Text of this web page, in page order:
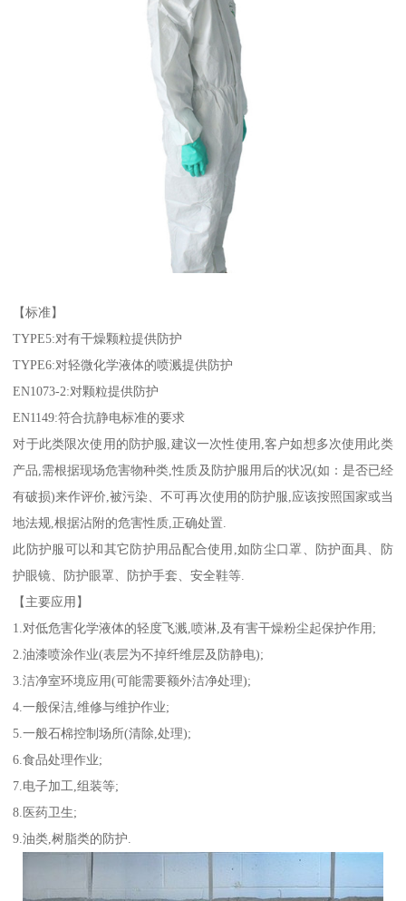
【标准】
TYPE5:对有干燥颗粒提供防护
TYPE6:对轻微化学液体的喷溅提供防护
EN1073-2:对颗粒提供防护
EN1149:符合抗静电标准的要求
对于此类限次使用的防护服,建议一次性使用,客户如想多次使用此类
产品,需根据现场危害物种类,性质及防护服用后的状况(如：是否已经
有破损)来作评价,被污染、不可再次使用的防护服,应该按照国家或当
地法规,根据沾附的危害性质,正确处置.
此防护服可以和其它防护用品配合使用,如防尘口罩、防护面具、防
护眼镜、防护眼罩、防护手套、安全鞋等.
【主要应用】
1.对低危害化学液体的轻度飞溅,喷淋,及有害干燥粉尘起保护作用;
2.油漆喷涂作业(表层为不掉纤维层及防静电);
3.洁净室环境应用(可能需要额外洁净处理);
4.一般保洁,维修与维护作业;
5.一般石棉控制场所(清除,处理);
6.食品处理作业;
7.电子加工,组装等;
8.医药卫生;
9.油类,树脂类的防护.